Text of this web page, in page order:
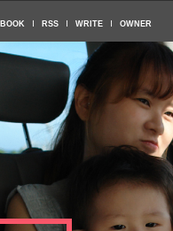
RSS WRITE OWNER